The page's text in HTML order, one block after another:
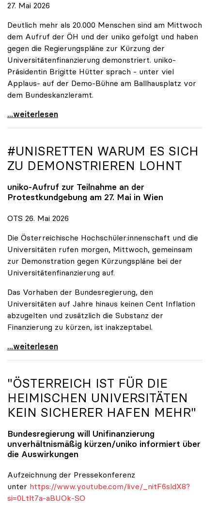
27. Mai 2026
Deutlich mehr als 20.000 Menschen sind am Mittwoch
dem Aufruf der ÖH und der uniko gefolgt und haben
gegen die Regierungspläne zur Kürzung der
Universitätenfinanzierung demonstriert. uniko-
Präsidentin Brigitte Hütter sprach - unter viel
Applaus- auf der Demo-Bühne am Ballhausplatz vor
dem Bundeskanzleramt.
\"Wir nehmen es nicht hin\": Rede von
...weiterlesen
#UNISRETTEN WARUM ES SICH
ZU DEMONSTRIEREN LOHNT
uniko-Aufruf zur Teilnahme an der
Protestkundgebung am 27. Mai in Wien
OTS 26. Mai 2026
Die Österreichische Hochschüler:innenschaft und die
Universitäten rufen morgen, Mittwoch, gemeinsam
zur Demonstration gegen Kürzungspläne bei der
Universitätenfinanzierung auf.
Das Vorhaben der Bundesregierung, den
Universitäten auf Jahre hinaus keinen Cent Inflation
abzugelten und zusätzlich die Substanz der
Finanzierung zu kürzen, ist inakzeptabel.
#UnisRetten Warum es sich zu demonstrieren lohnt
...weiterlesen
"ÖSTERREICH IST FÜR DIE
HEIMISCHEN UNIVERSITÄTEN
KEIN SICHERER HAFEN MEHR"
Bundesregierung will Unifinanzierung
unverhältnismäßig kürzen/uniko informiert über
die Auswirkungen
Aufzeichnung der Pressekonferenz
unter https://www.youtube.com/live/_nitF6sldX8?
si=0Ltlt7a-aBUOk-SO